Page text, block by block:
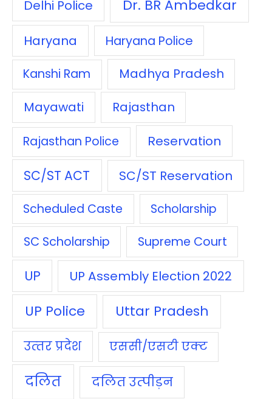
Delhi Police Dr. BR Ambedkar
Haryana Haryana Police
Kanshi Ram
Madhya Pradesh
Mayawati
Rajasthan
Rajasthan Police Reservation
SC/ST ACT SC/ST Reservation
Scheduled Caste Scholarship
SC Scholarship Supreme Court
UP UP Assembly Election 2022
UP Police Uttar Pradesh
उत्‍तर प्रदेश एससी/एसटी एक्‍ट
दलित दलित उत्‍पीड़न